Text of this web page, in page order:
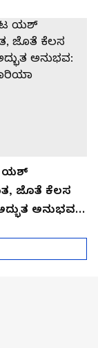
ಯಶ್​
ಜೊತೆ ಕೆಲಸ
ಅನುಭವ: